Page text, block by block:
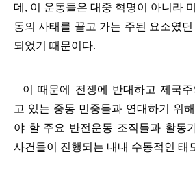
데 , 이 운동들은 대중 혁명이 아니라
동의 사태를 끌고 가는 주된 요소였
되었기 때문이다.
이 때문에 전쟁에 반대하고 제국
고 있는 중동 민중들과 연대하기 위
야 할 주요 반전운동 조직들과 활동
사건들이 진행되는 내내 수동적인 태